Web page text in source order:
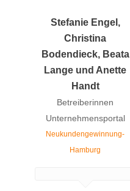
Stefanie Engel,
Christina
Bodendieck, Beata
Lange und Anette
Handt
Betreiberinnen
Unternehmensportal
Neukundengewinnung-
Hamburg